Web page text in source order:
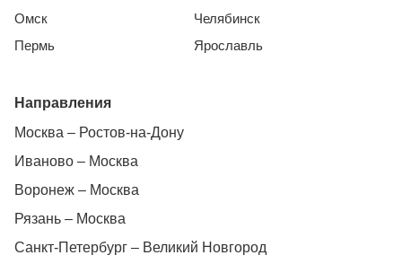
Омск
Пермь
Челябинск
Ярославль
Направления
Москва – Ростов-на-Дону
Иваново – Москва
Воронеж – Москва
Рязань – Москва
Санкт-Петербург – Великий Новгород